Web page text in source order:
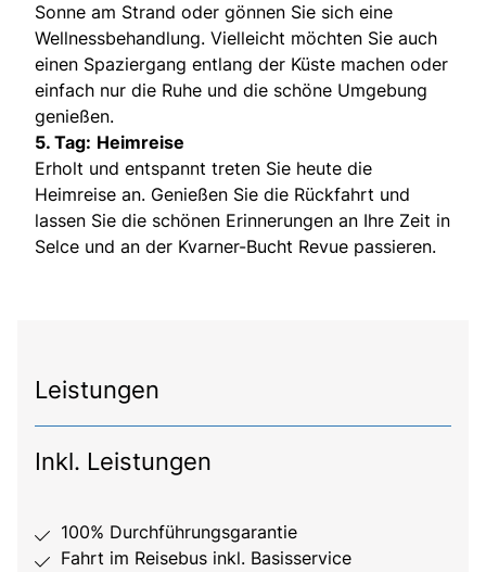
Sonne am Strand oder gönnen Sie sich eine
Wellnessbehandlung. Vielleicht möchten Sie auch
einen Spaziergang entlang der Küste machen oder
einfach nur die Ruhe und die schöne Umgebung
genießen.
5. Tag: Heimreise
Erholt und entspannt treten Sie heute die
Heimreise an. Genießen Sie die Rückfahrt und
lassen Sie die schönen Erinnerungen an Ihre Zeit in
Selce und an der Kvarner-Bucht Revue passieren.
Leistungen
Inkl. Leistungen
100% Durchführungsgarantie
Fahrt im Reisebus inkl. Basisservice